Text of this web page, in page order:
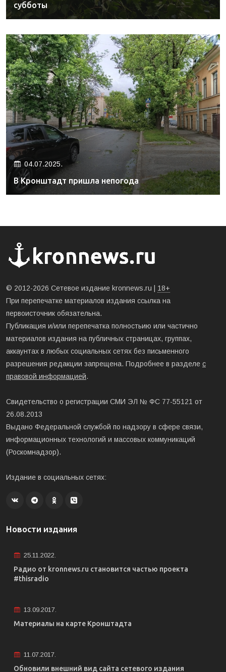
субботы
04.07.2025.
В Кронштадт пришла непогода
© 2012-2026 Сетевое издание kronnews.ru | 18+
При перепечатке материалов издания ссылка на
первоисточник обязательна.
Публикация и/или перепечатка полностьию или частично
материалов издания на публичных страницах, группах,
аккаунтах в любых социальных сетях без письменного
разрешения редакции запрещена. Подробнее в разделе с
правовой информацией.
Свидетельство о регистрации СМИ ЭЛ № ФС 77-55121 от
26.08.2013
Выдано Федеральной службой по надзору в сфере связи,
информационных технологий и массовых коммуникаций
(Роскомнадзор).
Издание в социальных сетях:
Новости издания
25.11.2022.
Радио от kronnews.ru становится частью проекта
#thisradio
13.09.2017.
Материалы на карте Кронштадта
11.07.2017.
Обновили внешний вид сайта сетевого издания